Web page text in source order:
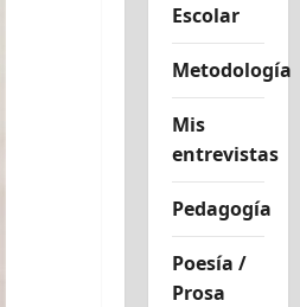
Escolar
Metodología
Mis
entrevistas
Pedagogía
Poesía /
Prosa